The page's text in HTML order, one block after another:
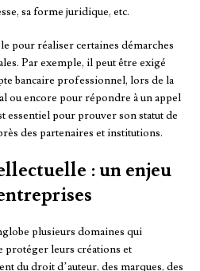
sa forme juridique, etc.
pour réaliser certaines démarches
Par exemple, il peut être exigé
bancaire professionnel, lors de la
ou encore pour répondre à un appel
essentiel pour prouver son statut de
des partenaires et institutions.
: un enjeu
plusieurs domaines qui
protéger leurs créations et
du droit d’auteur, des marques, des